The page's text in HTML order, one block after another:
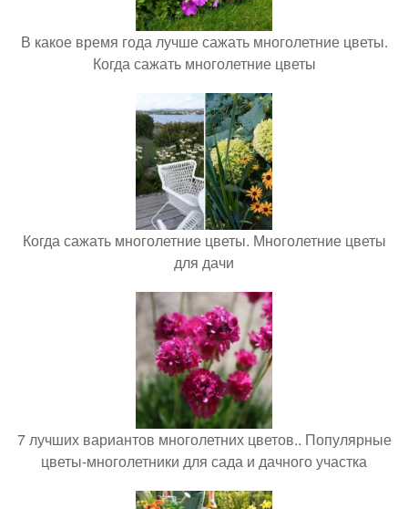
В какое время года лучше сажать многолетние цветы.
Когда сажать многолетние цветы
Когда сажать многолетние цветы. Многолетние цветы
для дачи
7 лучших вариантов многолетних цветов.. Популярные
цветы-многолетники для сада и дачного участка